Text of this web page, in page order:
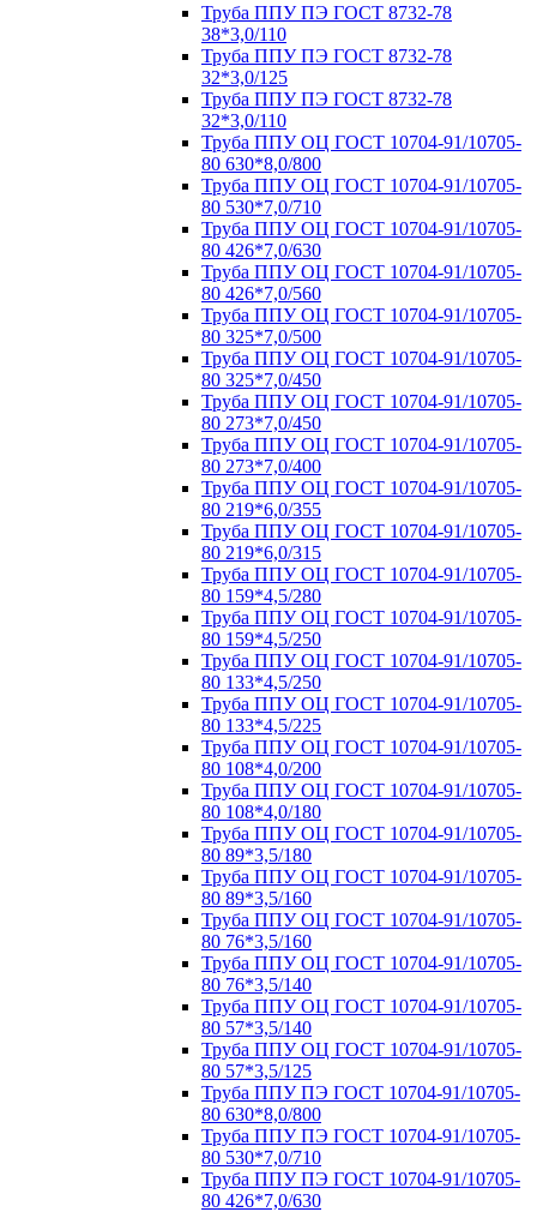
Труба ППУ ПЭ ГОСТ 8732-78
38*3,0/110
Труба ППУ ПЭ ГОСТ 8732-78
32*3,0/125
Труба ППУ ПЭ ГОСТ 8732-78
32*3,0/110
Труба ППУ ОЦ ГОСТ 10704-91/10705-
80 630*8,0/800
Труба ППУ ОЦ ГОСТ 10704-91/10705-
80 530*7,0/710
Труба ППУ ОЦ ГОСТ 10704-91/10705-
80 426*7,0/630
Труба ППУ ОЦ ГОСТ 10704-91/10705-
80 426*7,0/560
Труба ППУ ОЦ ГОСТ 10704-91/10705-
80 325*7,0/500
Труба ППУ ОЦ ГОСТ 10704-91/10705-
80 325*7,0/450
Труба ППУ ОЦ ГОСТ 10704-91/10705-
80 273*7,0/450
Труба ППУ ОЦ ГОСТ 10704-91/10705-
80 273*7,0/400
Труба ППУ ОЦ ГОСТ 10704-91/10705-
80 219*6,0/355
Труба ППУ ОЦ ГОСТ 10704-91/10705-
80 219*6,0/315
Труба ППУ ОЦ ГОСТ 10704-91/10705-
80 159*4,5/280
Труба ППУ ОЦ ГОСТ 10704-91/10705-
80 159*4,5/250
Труба ППУ ОЦ ГОСТ 10704-91/10705-
80 133*4,5/250
Труба ППУ ОЦ ГОСТ 10704-91/10705-
80 133*4,5/225
Труба ППУ ОЦ ГОСТ 10704-91/10705-
80 108*4,0/200
Труба ППУ ОЦ ГОСТ 10704-91/10705-
80 108*4,0/180
Труба ППУ ОЦ ГОСТ 10704-91/10705-
80 89*3,5/180
Труба ППУ ОЦ ГОСТ 10704-91/10705-
80 89*3,5/160
Труба ППУ ОЦ ГОСТ 10704-91/10705-
80 76*3,5/160
Труба ППУ ОЦ ГОСТ 10704-91/10705-
80 76*3,5/140
Труба ППУ ОЦ ГОСТ 10704-91/10705-
80 57*3,5/140
Труба ППУ ОЦ ГОСТ 10704-91/10705-
80 57*3,5/125
Труба ППУ ПЭ ГОСТ 10704-91/10705-
80 630*8,0/800
Труба ППУ ПЭ ГОСТ 10704-91/10705-
80 530*7,0/710
Труба ППУ ПЭ ГОСТ 10704-91/10705-
80 426*7,0/630